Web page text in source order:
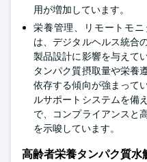
用が増加しています。
栄養管理、リモートモ
は、デジタルヘルス統合
製品設計に影響を与えて
タンパク質摂取量や栄養
依存する傾向が強まって
ルサポートシステムを備
で、コンプライアンスと
を示唆しています。
高齢者栄養タンパク質水